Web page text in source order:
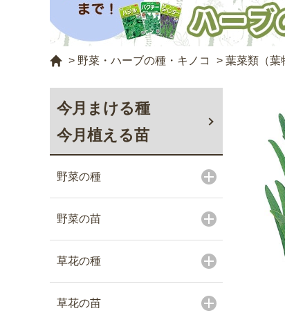
> 野菜・ハーブの種・キノコ > 葉菜類（葉
今月まける種
今月植える苗
野菜の種
野菜の苗
草花の種
草花の苗